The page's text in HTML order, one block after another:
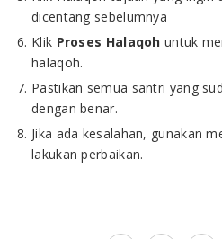
dicentang sebelumnya
Klik Proses Halaqoh untuk
halaqoh.
Pastikan semua santri yang
dengan benar.
Jika ada kesalahan, gunakan
lakukan perbaikan.